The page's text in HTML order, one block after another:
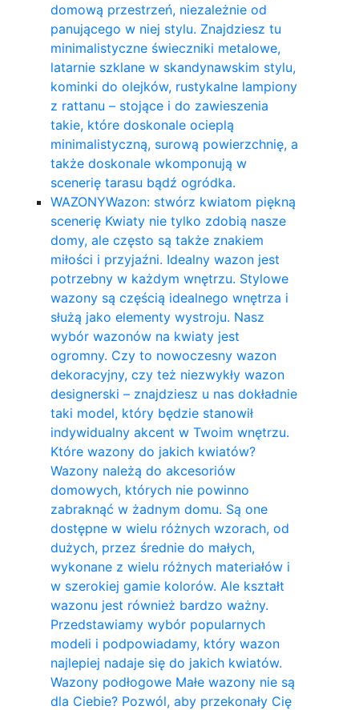
domową przestrzeń, niezależnie od
panującego w niej stylu. Znajdziesz tu
minimalistyczne świeczniki metalowe,
latarnie szklane w skandynawskim stylu,
kominki do olejków, rustykalne lampiony
z rattanu – stojące i do zawieszenia
takie, które doskonale ocieplą
minimalistyczną, surową powierzchnię, a
także doskonale wkomponują w
scenerię tarasu bądź ogródka.
WAZONYWazon: stwórz kwiatom piękną
scenerię Kwiaty nie tylko zdobią nasze
domy, ale często są także znakiem
miłości i przyjaźni. Idealny wazon jest
potrzebny w każdym wnętrzu. Stylowe
wazony są częścią idealnego wnętrza i
służą jako elementy wystroju. Nasz
wybór wazonów na kwiaty jest
ogromny. Czy to nowoczesny wazon
dekoracyjny, czy też niezwykły wazon
designerski – znajdziesz u nas dokładnie
taki model, który będzie stanowił
indywidualny akcent w Twoim wnętrzu.
Które wazony do jakich kwiatów?
Wazony należą do akcesoriów
domowych, których nie powinno
zabraknąć w żadnym domu. Są one
dostępne w wielu różnych wzorach, od
dużych, przez średnie do małych,
wykonane z wielu różnych materiałów i
w szerokiej gamie kolorów. Ale kształt
wazonu jest również bardzo ważny.
Przedstawiamy wybór popularnych
modeli i podpowiadamy, który wazon
najlepiej nadaje się do jakich kwiatów.
Wazony podłogowe Małe wazony nie są
dla Ciebie? Pozwól, aby przekonały Cię